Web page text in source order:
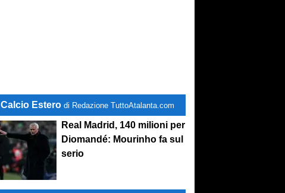
Calcio Estero di Redazione TuttoAtalanta.com
Real Madrid, 140 milioni per
Diomandé: Mourinho fa sul
serio